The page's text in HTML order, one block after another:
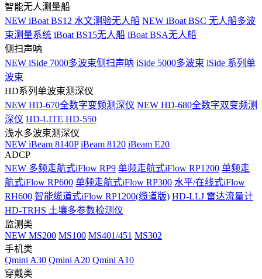
智能无人测量船
NEW iBoat BS12 水文测验无人船 NEW iBoat BSC 无人船多波
束测量系统 iBoat BS15无人船 iBoat BSA无人船
侧扫声呐
NEW iSide 7000多波束侧扫声呐 iSide 5000多波束 iSide 系列单
波束
HD系列单波束测深仪
NEW HD-670全数字变频测深仪 NEW HD-680全数字双变频测
深仪 HD-LITE HD-550
浅水多波束测深仪
NEW iBeam 8140P iBeam 8120 iBeam E20
ADCP
NEW 多频走航式iFlow RP9 单频走航式iFlow RP1200 单频走
航式iFlow RP600 单频走航式iFlow RP300 水平/在线式iFlow
RH600 智能缆道式iFlow RP1200(缆道版) HD-LLJ 雷达流量计
HD-TRHS 土壤多参数检测仪
监测类
NEW MS200 MS100 MS401/451 MS302
手机类
Qmini A30 Qmini A20 Qmini A10
穿戴类